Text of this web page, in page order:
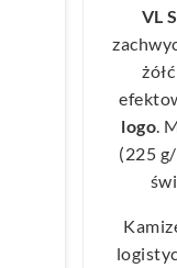
VL
logo.
(225